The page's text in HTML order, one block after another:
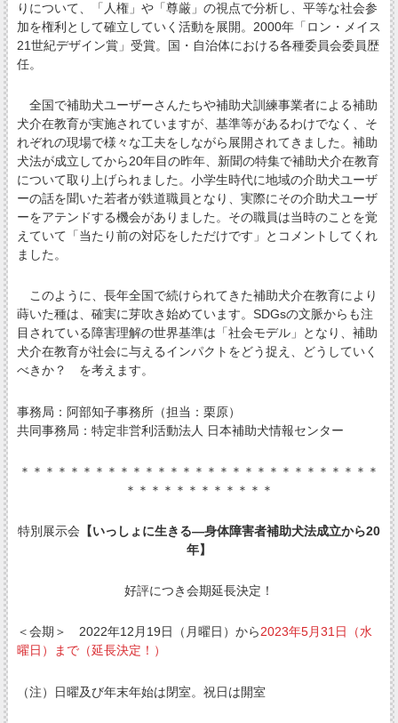
りについて、「人権」や「尊厳」の視点で分析し、平等な社会参
加を権利として確立していく活動を展開。2000年「ロン・メイス
21世紀デザイン賞」受賞。国・自治体における各種委員会委員歴
任。
全国で補助犬ユーザーさんたちや補助犬訓練事業者による補助
犬介在教育が実施されていますが、基準等があるわけでなく、そ
れぞれの現場で様々な工夫をしながら展開されてきました。補助
犬法が成立してから20年目の昨年、新聞の特集で補助犬介在教育
について取り上げられました。小学生時代に地域の介助犬ユーザ
ーの話を聞いた若者が鉄道職員となり、実際にその介助犬ユーザ
ーをアテンドする機会がありました。その職員は当時のことを覚
えていて「当たり前の対応をしただけです」とコメントしてくれ
ました。
このように、長年全国で続けられてきた補助犬介在教育により
蒔いた種は、確実に芽吹き始めています。SDGsの文脈からも注
目されている障害理解の世界基準は「社会モデル」となり、補助
犬介在教育が社会に与えるインパクトをどう捉え、どうしていく
べきか？ を考えます。
事務局：阿部知子事務所（担当：栗原）
共同事務局：特定非営利活動法人 日本補助犬情報センター
＊＊＊＊＊＊＊＊＊＊＊＊＊＊＊＊＊＊＊＊＊＊＊＊＊＊＊＊＊
＊＊＊＊＊＊＊＊＊＊＊＊
特別展示会 【いっしょに生きる―身体障害者補助犬法成立から20
年】
好評につき会期延長決定！
＜会期＞ 2022年12月19日（月曜日）から2023年5月31日（水
曜日）まで（延長決定！）
（注）日曜及び年末年始は閉室。祝日は開室